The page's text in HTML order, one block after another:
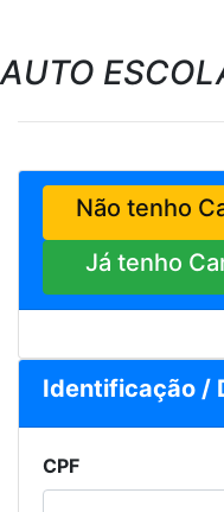
AUTO
Não tenho
Já tenho
Identificação /
CPF